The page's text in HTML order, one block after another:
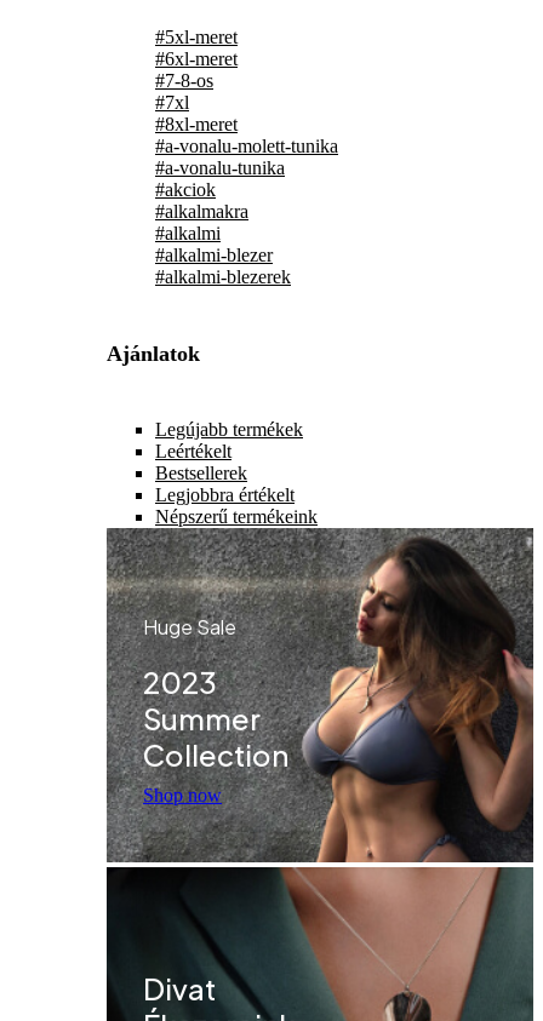
#5xl-meret
#6xl-meret
#7-8-os
#7xl
#8xl-meret
#a-vonalu-molett-tunika
#a-vonalu-tunika
#akciok
#alkalmakra
#alkalmi
#alkalmi-blezer
#alkalmi-blezerek
Ajánlatok
Legújabb termékek
Leértékelt
Bestsellerek
Legjobbra értékelt
Népszerű termékeink
Huge Sale
2023
Summer
Collection
Shop now
Divat